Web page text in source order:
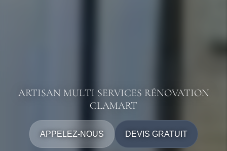
ARTISAN MULTI SERVICES RÉNOVATION
CLAMART
APPELEZ-NOUS DEVIS GRATUIT